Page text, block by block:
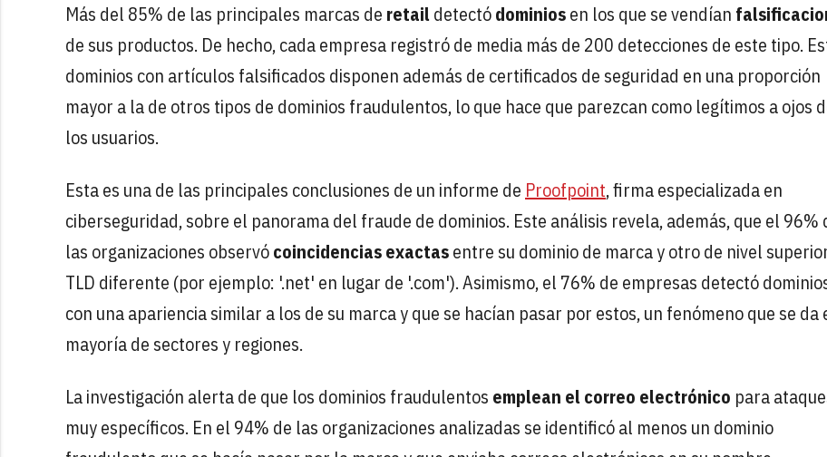
Más del 85% de las principales marcas de retaildetectódominiosen los que se vendían
de sus productos. De hecho, cada empresa registró de media más de 200 detecciones de este tipo.
dominios con artículos falsificados disponen además de certificados de seguridad en una proporción
mayor a la de otros tipos de dominios fraudulentos, lo que hace que parezcan como legítimos a ojos
los usuarios.
Esta es una de las principales conclusiones de un informe de Proofpoint, firma especializada en
ciberseguridad, sobre el panorama del fraude de dominios. Este análisis revela, además, que el 96%
las organizaciones observócoincidencias exactasentre su dominio de marca y otro de nivel
TLD diferente (por ejemplo: '.net' en lugar de '.com'). Asimismo, el 76% de empresas detectó
con una apariencia similar a los de su marca y que se hacían pasar por estos, un fenómeno que se da
mayoría de sectores y regiones.
La investigación alerta de que los dominios fraudulentos emplean el correo electrónico para
muy específicos. En el 94% de las organizaciones analizadas se identificó al menos un dominio